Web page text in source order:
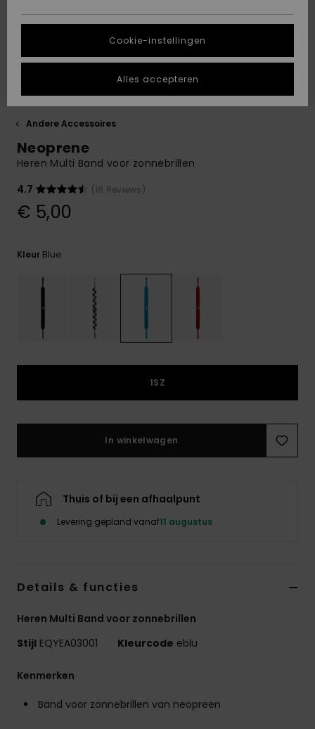
Highlights
Highlights
gesprek om het
snelste
vraag te
krijgen.
antwoorden op
de meest
gestelde
DUURZAAMHEID
STORE LOCATOR
VERLANGLIJST
Andere Accessoires
Neoprene
Heren Multi Band voor zonnebrillen
4.7
(16 Reviews)
€ 5,00
Kleur Blue
1SZ
In winkelwagen
Thuis of bij een afhaalpunt
Levering gepland vanaf11 augustus
Details & functies
Heren Multi Band voor zonnebrillen
Stijl EQYEA03001 Kleurcode eblu
Kenmerken
Band voor zonnebrillen van neopreen
Cookie-instellingen
Alles accepteren